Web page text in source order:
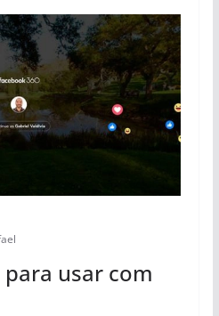
usar com